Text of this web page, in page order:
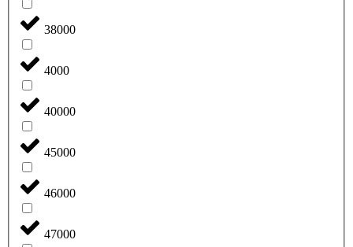
38000
4000
40000
45000
46000
47000